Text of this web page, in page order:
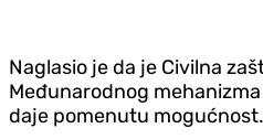
Naglasio je da je Civilna
Međunarodnog
daje pomenutu mogućnost.